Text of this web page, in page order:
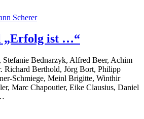
„Erfolg ist …“
Stefanie Bednarzyk, Alfred Beer, Achim
Richard Berthold, Jörg Bort, Philipp
Schmiege, Meinl Brigitte, Winthir
Marc Chapoutier, Eike Clausius, Daniel